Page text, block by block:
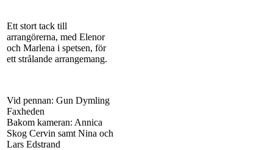
Ett stort tack till
arrangörerna, med Elenor
och Marlena i spetsen, för
ett strålande arrangemang.
Vid pennan: Gun Dymling
Faxheden
Bakom kameran: Annica
Skog Cervin samt Nina och
Lars Edstrand